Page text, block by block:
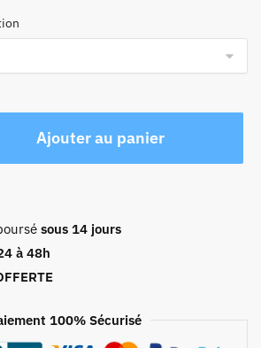
Ajouter au panier
sous 14 jours
à 48h
100% Sécurisé